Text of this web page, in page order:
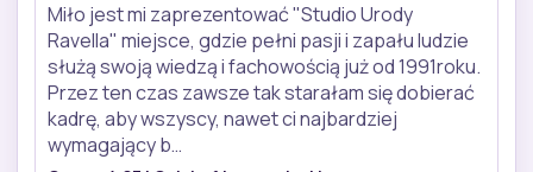
Miło jest mi zaprezentować "Studio Urody
Ravella" miejsce, gdzie pełni pasji i zapału ludzie
służą swoją wiedzą i fachowością już od 1991roku.
Przez ten czas zawsze tak starałam się dobierać
kadrę, aby wszyscy, nawet ci najbardziej
wymagający b…